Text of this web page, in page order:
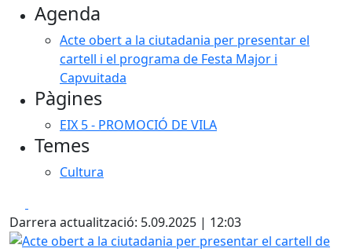
Agenda
Acte obert a la ciutadania per presentar el
cartell i el programa de Festa Major i
Capvuitada
Pàgines
EIX 5 - PROMOCIÓ DE VILA
Temes
Cultura
Darrera actualització: 5.09.2025 | 12:03
Acte obert a la ciutadania per presentar el cartell de